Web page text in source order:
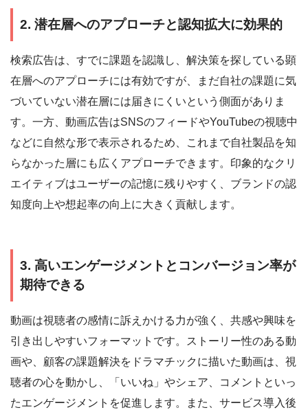
2. 潜在層へのアプローチと認知拡大に効果的
検索広告は、すでに課題を認識し、解決策を探している顕
在層へのアプローチには有効ですが、まだ自社の課題に気
づいていない潜在層には届きにくいという側面がありま
す。一方、動画広告はSNSのフィードやYouTubeの視聴中
などに自然な形で表示されるため、これまで自社製品を知
らなかった層にも広くアプローチできます。印象的なクリ
エイティブはユーザーの記憶に残りやすく、ブランドの認
知度向上や想起率の向上に大きく貢献します。
3. 高いエンゲージメントとコンバージョン率が
期待できる
動画は視聴者の感情に訴えかける力が強く、共感や興味を
引き出しやすいフォーマットです。ストーリー性のある動
画や、顧客の課題解決をドラマチックに描いた動画は、視
聴者の心を動かし、「いいね」やシェア、コメントといっ
たエンゲージメントを促進します。また、サービス導入後